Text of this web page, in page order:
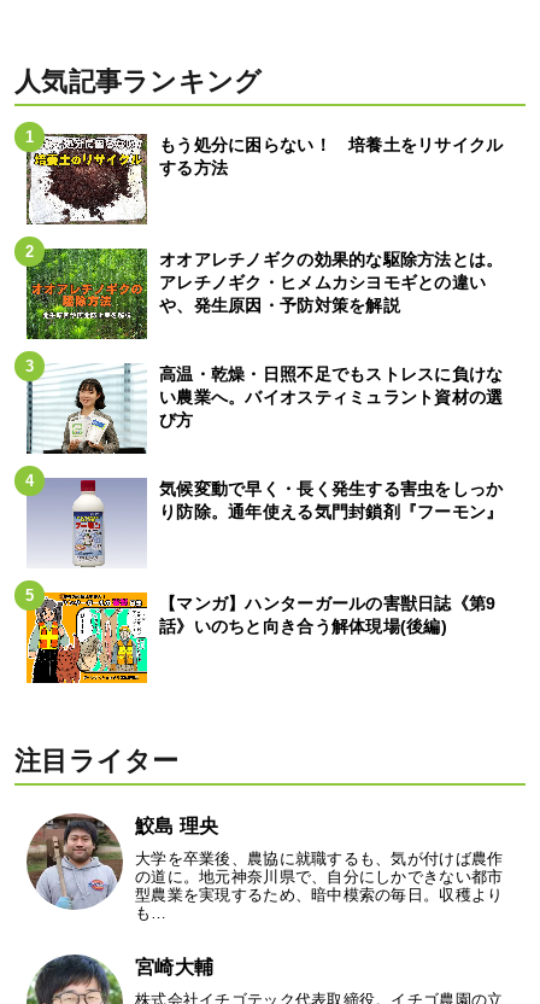
人気記事ランキング
もう処分に困らない！ 培養土をリサイクル
する方法
オオアレチノギクの効果的な駆除方法とは。
アレチノギク・ヒメムカシヨモギとの違い
や、発生原因・予防対策を解説
高温・乾燥・日照不足でもストレスに負けな
い農業へ。バイオスティミュラント資材の選
び方
気候変動で早く・長く発生する害虫をしっか
り防除。通年使える気門封鎖剤『フーモン』
【マンガ】ハンターガールの害獣日誌《第9
話》いのちと向き合う解体現場(後編)
注目ライター
鮫島 理央
大学を卒業後、農協に就職するも、気が付けば農作
の道に。地元神奈川県で、自分にしかできない都市
型農業を実現するため、暗中模索の毎日。収穫より
も…
宮崎大輔
株式会社イチゴテック代表取締役。イチゴ農園の立